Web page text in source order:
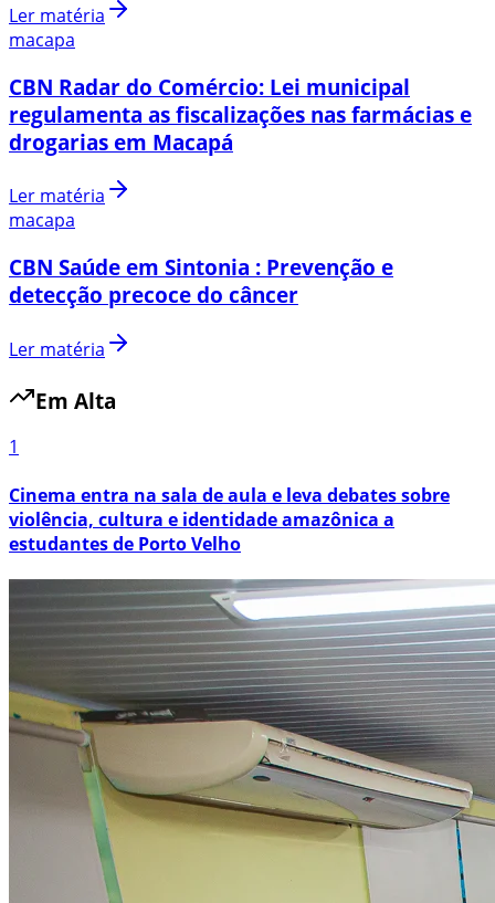
Ler matéria
macapa
CBN Radar do Comércio: Lei municipal
regulamenta as fiscalizações nas farmácias e
drogarias em Macapá
Ler matéria
macapa
CBN Saúde em Sintonia : Prevenção e
detecção precoce do câncer
Ler matéria
Em Alta
1
Cinema entra na sala de aula e leva debates sobre
violência, cultura e identidade amazônica a
estudantes de Porto Velho